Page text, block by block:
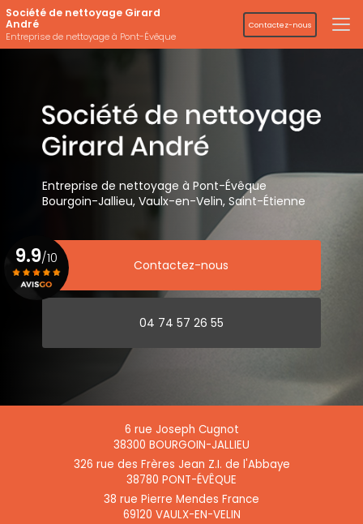
Aller
au
contenu
principal
Société de nettoyage Girard
André
Entreprise de nettoyage à Pont-Évêque
Contactez-nous
Entreprise de nettoyage à Pont-Évêque
Bourgoin-Jallieu, Vaulx-en-Velin, Saint-Étienne
Contactez-nous
04 74 57 26 55
6 rue Joseph Cugnot
38300 BOURGOIN-JALLIEU
326 rue des Frères Jean Z.I. de l'Abbaye
38780 PONT-ÉVÊQUE
38 rue Pierre Mendes France
69120 VAULX-EN-VELIN
9.9/10